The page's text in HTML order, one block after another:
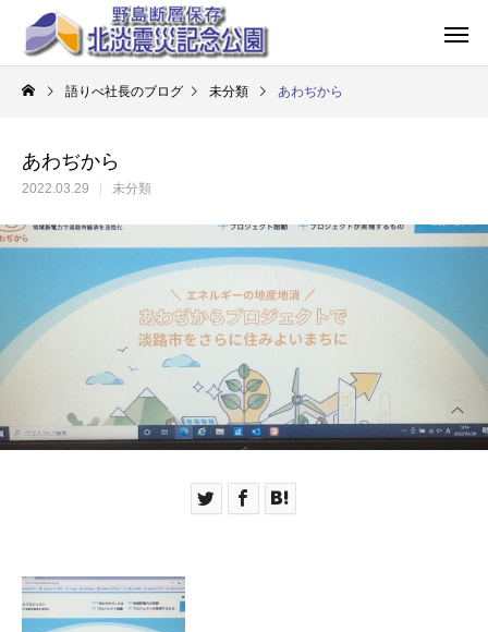
語りべ社長のブログ 未分類 あわぢから
あわぢから
2022.03.29 未分類